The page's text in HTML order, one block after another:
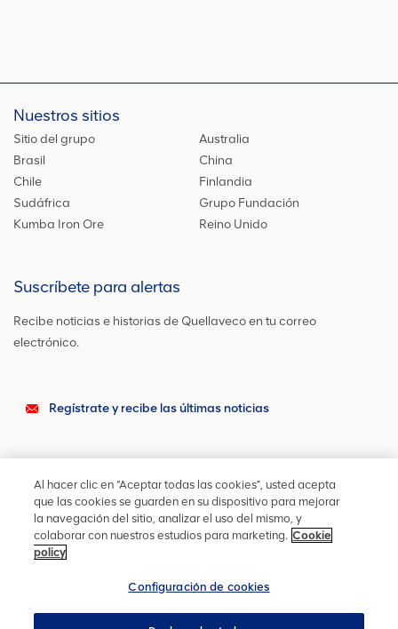
Nuestros sitios
Sitio del grupo
Australia
Brasil
China
Chile
Finlandia
Sudáfrica
Grupo Fundación
Kumba Iron Ore
Reino Unido
Suscríbete para alertas
Recibe noticias e historias de Quellaveco en tu correo
electrónico.
Regístrate y recibe las últimas noticias
Sigue en contacto
Actualízate en las redes sociales o contáctanos para cualquier
otra información
Mapa del sitio Cookies Configuración de cookies
Al hacer clic en “Aceptar todas las cookies”, usted acepta
que las cookies se guarden en su dispositivo para mejorar
la navegación del sitio, analizar el uso del mismo, y
colaborar con nuestros estudios para marketing. Cookie
policy
Configuración de cookies